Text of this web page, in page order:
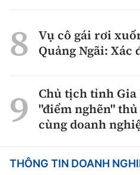
Vụ cô gái rơi
Quảng Ngãi:
Chủ tịch tỉnh Gia
"điểm nghẽn"
cùng doanh
THÔNG TIN DOANH